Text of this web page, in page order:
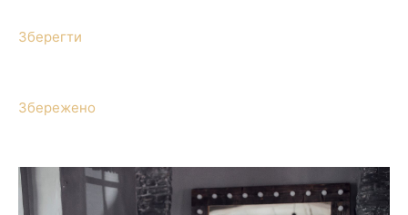
Зберегти
Збережено